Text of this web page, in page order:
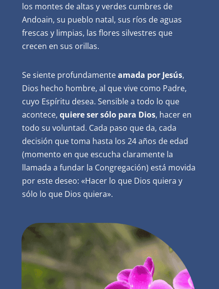
los montes de altas y verdes cumbres de
Andoain, su pueblo natal, sus ríos de aguas
frescas y limpias, las flores silvestres que
crecen en sus orillas.
Se siente profundamenteamada por Jesús,
Dios hecho hombre, al que vive como Padre,
cuyo Espíritu desea. Sensible a todo lo que
acontece, quiere ser sólo para Dios, hacer en
todo su voluntad. Cada paso que da, cada
decisión que toma hasta los 24 años de edad
(momento en que escucha claramente la
llamada a fundar la Congregación) está movida
por este deseo: «Hacer lo que Dios quiera y
sólo lo que Dios quiera».